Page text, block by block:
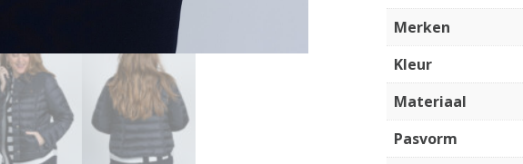
Merken
Kleur
Materiaal
Pasvorm